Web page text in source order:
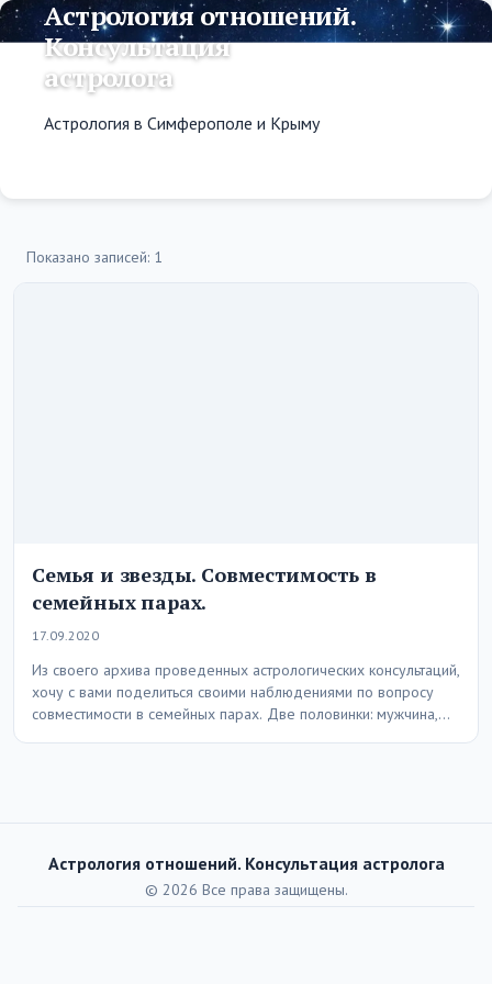
Астрология отношений.
Консультация
астролога
Астрология в Симферополе и Крыму
Показано записей: 1
Семья и звезды. Совместимость в
семейных парах.
17.09.2020
Из своего архива проведенных астрологических консультаций,
хочу с вами поделиться своими наблюдениями по вопросу
совместимости в семейных парах. Две половинки: мужчина,
Астрология отношений. Консультация астролога
© 2026 Все права защищены.